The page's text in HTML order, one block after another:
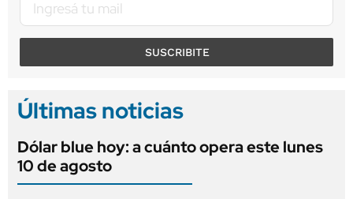
SUSCRIBITE
Últimas noticias
Dólar blue hoy: a cuánto opera este lunes
10 de agosto